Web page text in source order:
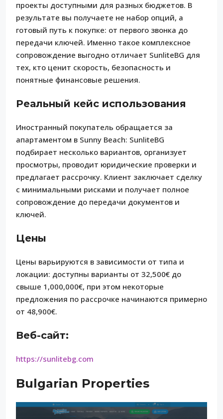
проекты доступными для разных бюджетов. В
результате вы получаете не набор опций, а
готовый путь к покупке: от первого звонка до
передачи ключей. Именно такое комплексное
сопровождение выгодно отличает SunliteBG для
тех, кто ценит скорость, безопасность и
понятные финансовые решения.
Реальный кейс использования
Иностранный покупатель обращается за
апартаментом в Sunny Beach: SunliteBG
подбирает несколько вариантов, организует
просмотры, проводит юридические проверки и
предлагает рассрочку. Клиент заключает сделку
с минимальными рисками и получает полное
сопровождение до передачи документов и
ключей.
Цены
Цены варьируются в зависимости от типа и
локации: доступны варианты от 32,500€ до
свыше 1,000,000€, при этом некоторые
предложения по рассрочке начинаются примерно
от 48,900€.
Веб-сайт:
https://sunlitebg.com
Bulgarian Properties